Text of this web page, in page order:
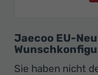
Jaecoo EU-
Sie haben nicht